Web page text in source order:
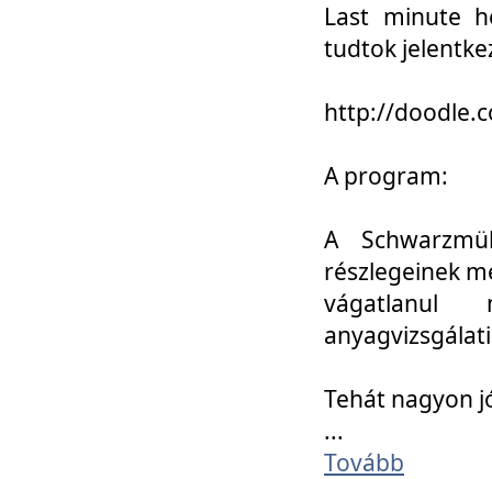
Last minute
tudtok
http://
A program:
A
részlegeinek
vágatlanul
Tehát nagyon
...
Tovább